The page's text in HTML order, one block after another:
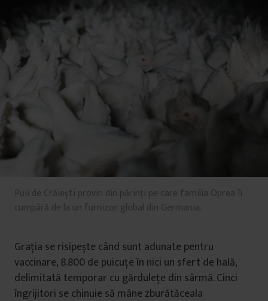
Puii de Crăiești provin din părinți pe care familia Oprea îi
cumpără de la un furnizor global din Germania.
Grația se risipește când sunt adunate pentru
vaccinare, 8.800 de puicuțe în nici un sfert de hală,
delimitată temporar cu gărdulețe din sârmă. Cinci
îngrijitori se chinuie să mâne zburătăceala